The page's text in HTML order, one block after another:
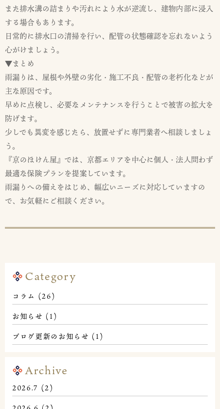
Category
コラム (26)
お知らせ (1)
ブログ更新のお知らせ (1)
Archive
2026.7 (2)
また排水溝の詰まりや汚れにより水が逆流し、建物内部に浸入
する場合もあります。
日常的に排水口の清掃を行い、配管の状態確認を忘れないよう
心がけましょう。
▼まとめ
雨漏りは、屋根や外壁の劣化・施工不良・配管の老朽化などが
主な原因です。
早めに点検し、必要なメンテナンスを行うことで被害の拡大を
防げます。
少しでも異変を感じたら、放置せずに専門業者へ相談しましょ
う。
『京のほけん屋』では、京都エリアを中心に個人・法人問わず
最適な保険プランを提案しています。
雨漏りへの備えをはじめ、幅広いニーズに対応していますの
で、お気軽にご相談ください。